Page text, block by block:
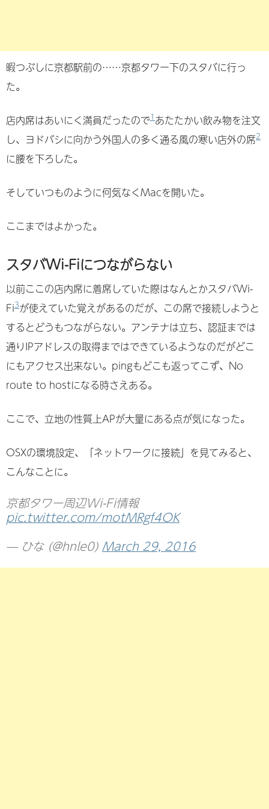
暇つぶしに京都駅前の……京都タワー下のスタバに行っ
た。
店内席はあいにく満員だったので1 あたたかい飲み物を注文
し、ヨドバシに向かう外国人の多く通る風の寒い店外の席2
に腰を下ろした。
そしていつものように何気なくMacを開いた。
ここまではよかった。
スタバWi-Fiにつながらない
以前ここの店内席に着席していた際はなんとかスタバWi-
Fi3が使えていた覚えがあるのだが、この席で接続しようと
するとどうもつながらない。アンテナは立ち、認証までは
通りIPアドレスの取得まではできているようなのだがどこ
にもアクセス出来ない。pingもどこも返ってこず、No
route to hostになる時さえある。
ここで、立地の性質上APが大量にある点が気になった。
OSXの環境設定、「ネットワークに接続」を見てみると、
こんなことに。
京都タワー周辺Wi-Fi情報
pic.twitter.com/motMRgf4OK
— ひな (@hnle0) March 29, 2016